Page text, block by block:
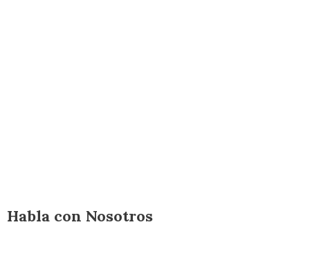
Habla con Nosotros